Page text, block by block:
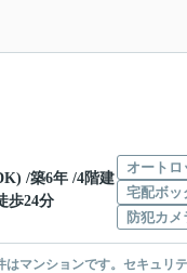
/築6年 /4階建
歩24分
オートロ
宅配ボッ
防犯カメ
マンションです。セキュ